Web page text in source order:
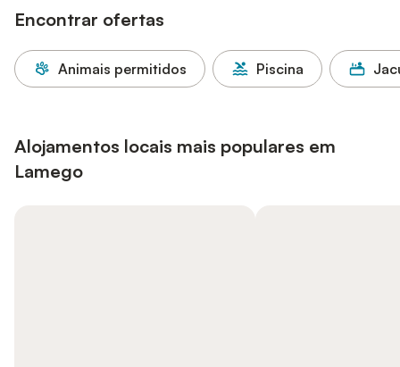
Encontrar ofertas
Animais permitidos Piscina
Alojamentos locais mais populares em
Lamego